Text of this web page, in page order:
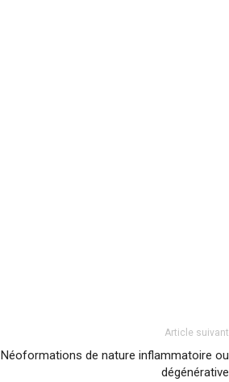
Article suivant
Néoformations de nature inflammatoire ou
dégénérative